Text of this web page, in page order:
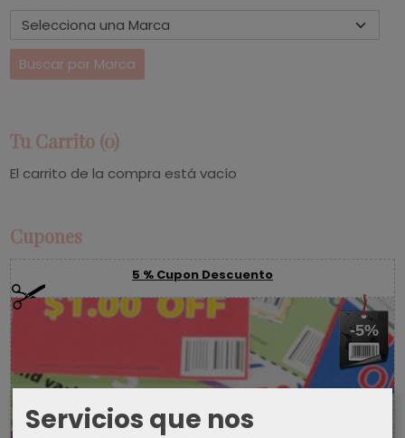
Tu Carrito (0)
El carrito de la compra está vacío
Cupones
5 % Cupon Descuento
-5%
Servicios que nos